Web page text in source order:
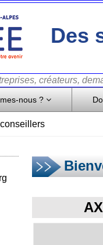
Des
créateurs,
nous ?